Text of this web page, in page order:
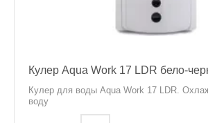
Кулер Aqua Work 17 LDR бело-
Кулер для воды Aqua Work 17 LDR.
воду